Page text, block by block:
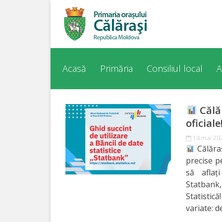
orașul
Călărași
Orașului
Personalități
Acasă Primăria Consiliul local
oficiale!
14 mai
precise
să aflați
Statistică!
variate: